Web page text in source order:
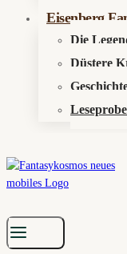
Eisenberg
Die
Düstere